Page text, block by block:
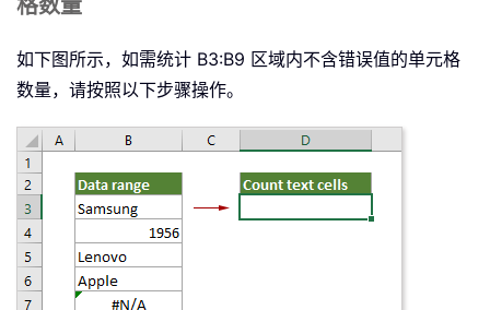
格数量
如下图所示，如需统计 B3:B9 区域内不含错误值的单元格
数量，请按照以下步骤操作。